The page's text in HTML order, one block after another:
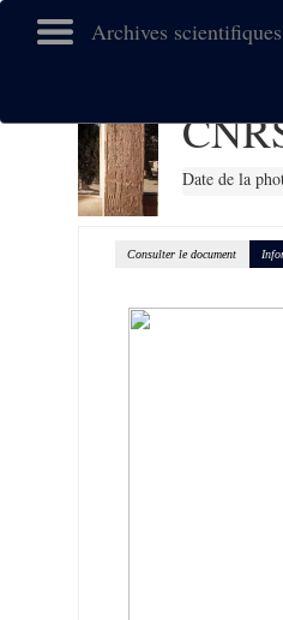
Archives
Date de la
Consulter le document